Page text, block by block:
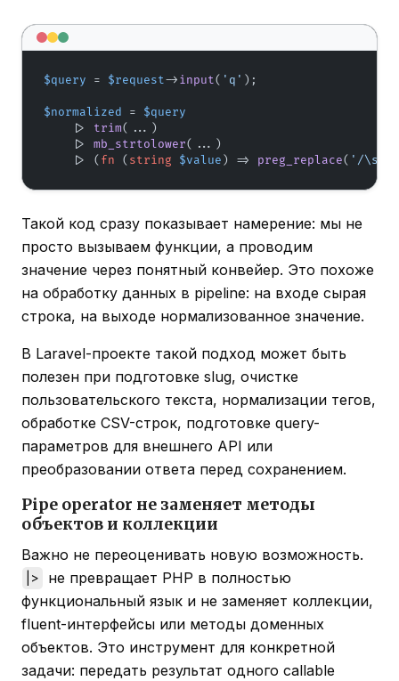
$query = $request->input( 'q' );
$normalized = $query
    |>
trim(...)
    |>
mb_strtolower(...)
    |> (
fn ( string $value ) => preg_replace( '/\s+/
Такой код сразу показывает намерение: мы не
просто вызываем функции, а проводим
значение через понятный конвейер. Это похоже
на обработку данных в pipeline: на входе сырая
строка, на выходе нормализованное значение.
В Laravel-проекте такой подход может быть
полезен при подготовке slug, очистке
пользовательского текста, нормализации тегов,
обработке CSV-строк, подготовке query-
параметров для внешнего API или
преобразовании ответа перед сохранением.
Pipe operator не заменяет методы
объектов и коллекции
Важно не переоценивать новую возможность.
|>
не превращает PHP в полностью
функциональный язык и не заменяет коллекции,
fluent-интерфейсы или методы доменных
объектов. Это инструмент для конкретной
задачи: передать результат одного callable